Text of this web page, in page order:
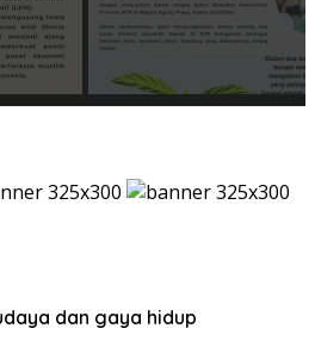
dan gaya hidup